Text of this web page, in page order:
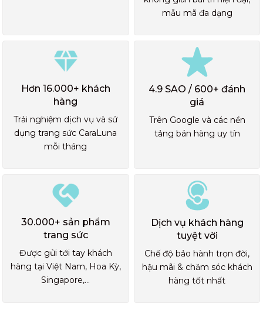
mẫu mã đa dạng
Hơn 16.000+ khách
hàng
Trải nghiệm dịch vụ và sử
dụng trang sức CaraLuna
mỗi tháng
4.9 SAO / 600+ đánh
giá
Trên Google và các nền
tảng bán hàng uy tín
30.000+ sản phẩm
trang sức
Được gửi tới tay khách
hàng tại Việt Nam, Hoa Kỳ,
Singapore,...
Dịch vụ khách hàng
tuyệt vời
Chế độ bảo hành trọn đời,
hậu mãi & chăm sóc khách
hàng tốt nhất